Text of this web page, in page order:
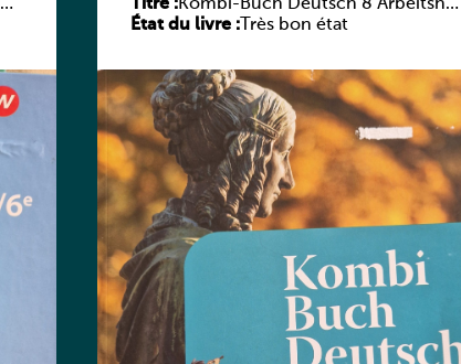
Titre :Kombi-Buch Deutsch 8 Arbeitsheft
(Neue Ausgabe Luxemburg)
État du livre : Très bon état